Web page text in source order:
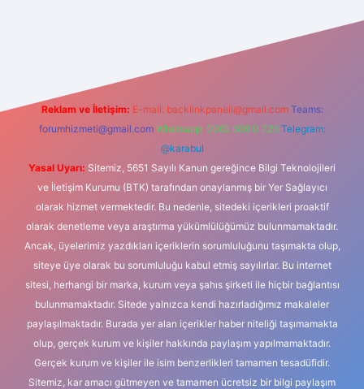
Reklam ve İletişim: E-mail: backlinkpaneli@gmail.com Teams:
forumhizmeti@gmail.com Whatsapp: 0262 606 0 726 Telegram:
@karabul
Yasal Uyarı: Sitemiz, 5651 Sayılı Kanun gereğince Bilgi Teknolojileri
ve İletişim Kurumu (BTK) tarafından onaylanmış bir Yer Sağlayıcı
olarak hizmet vermektedir. Bu nedenle, sitedeki içerikleri proaktif
olarak denetleme veya araştırma yükümlülüğümüz bulunmamaktadır.
Ancak, üyelerimiz yazdıkları içeriklerin sorumluluğunu taşımakta olup,
siteye üye olarak bu sorumluluğu kabul etmiş sayılırlar. Bu internet
sitesi, herhangi bir marka, kurum veya şahıs şirketi ile hiçbir bağlantısı
bulunmamaktadır. Sitede yalnızca kendi hazırladığımız makaleler
paylaşılmaktadır. Burada yer alan içerikler haber niteliği taşımamakta
olup, gerçek kurum ve kişiler hakkında paylaşım yapılmamaktadır.
Gerçek kurum ve kişiler ile isim benzerlikleri tamamen tesadüfidir.
Sitemiz, kar amacı gütmeyen ve tamamen ücretsiz bir bilgi paylaşım